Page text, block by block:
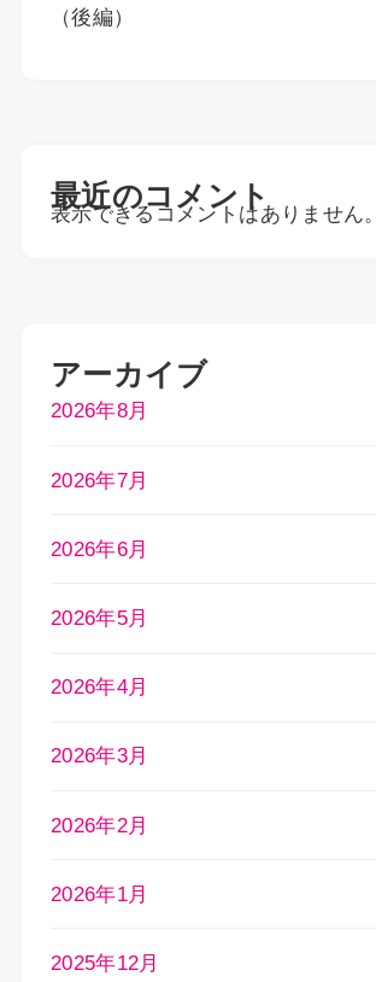
（後編）
最近のコメント
表示できるコメントはありません。
アーカイブ
2026年8月
2026年7月
2026年6月
2026年5月
2026年4月
2026年3月
2026年2月
2026年1月
2025年12月